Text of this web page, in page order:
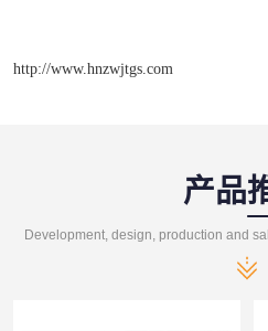
http://www.hnzwjtgs.com
产品